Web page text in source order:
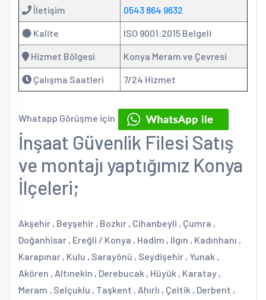
İletişim 0543 864 9632
Kalite ISO 9001:2015 Belgeli
Hizmet Bölgesi Konya Meram ve Çevresi
Çalışma Saatleri 7/24 Hizmet
Whatapp Görüşme için
İnşaat Güvenlik Filesi Satış
ve montajı yaptığımız Konya
İlçeleri;
Akşehir , Beyşehir , Bozkır , Cihanbeyli , Çumra ,
Doğanhisar , Ereğli / Konya , Hadim , Ilgın , Kadınhanı ,
Karapınar , Kulu , Sarayönü , Seydişehir , Yunak ,
Akören , Altınekin , Derebucak , Hüyük , Karatay ,
Meram , Selçuklu , Taşkent , Ahırlı , Çeltik , Derbent ,